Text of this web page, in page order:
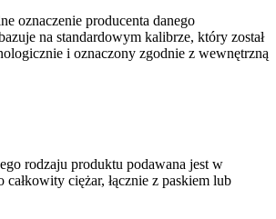
oznaczenie producenta danego
na standardowym kalibrze, który został
i oznaczony zgodnie z wewnętrzną
rodzaju produktu podawana jest w
całkowity ciężar, łącznie z paskiem lub